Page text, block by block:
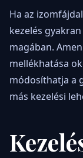
Ha az
kezelés
magában.
mellékhatása
módosíthatja a
más kezelési